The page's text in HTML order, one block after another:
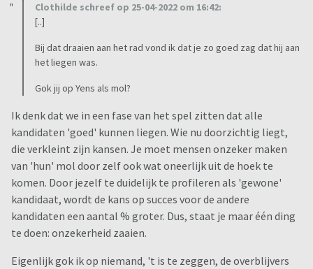
Clothilde schreef op 25-04-2022 om 16:42:
[..]
Bij dat draaien aan het rad vond ik dat je zo goed zag dat hij aan
het liegen was.
Gok jij op Yens als mol?
Ik denk dat we in een fase van het spel zitten dat alle
kandidaten 'goed' kunnen liegen. Wie nu doorzichtig liegt,
die verkleint zijn kansen. Je moet mensen onzeker maken
van 'hun' mol door zelf ook wat oneerlijk uit de hoek te
komen. Door jezelf te duidelijk te profileren als 'gewone'
kandidaat, wordt de kans op succes voor de andere
kandidaten een aantal % groter. Dus, staat je maar één ding
te doen: onzekerheid zaaien.
Eigenlijk gok ik op niemand, 't is te zeggen, de overblijvers